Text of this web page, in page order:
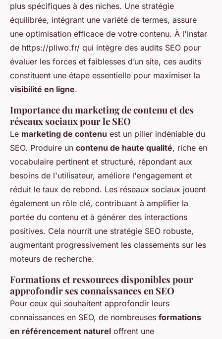
plus spécifiques à des niches. Une stratégie
équilibrée, intégrant une variété de termes, assure
une optimisation efficace de votre contenu. À l'instar
de https://pliwo.fr/ qui intègre des audits SEO pour
évaluer les forces et faiblesses d’un site, ces audits
constituent une étape essentielle pour maximiser la
visibilité en ligne.
Importance du marketing de contenu et des
réseaux sociaux pour le SEO
Le marketing de contenu est un pilier indéniable du
SEO. Produire un contenu de haute qualité, riche en
vocabulaire pertinent et structuré, répondant aux
besoins de l'utilisateur, améliore l'engagement et
réduit le taux de rebond. Les réseaux sociaux jouent
également un rôle clé, contribuant à amplifier la
portée du contenu et à générer des interactions
positives. Cela nourrit une stratégie SEO robuste,
augmentant progressivement les classements sur les
moteurs de recherche.
Formations et ressources disponibles pour
approfondir ses connaissances en SEO
Pour ceux qui souhaitent approfondir leurs
connaissances en SEO, de nombreuses formations
en référencement naturel offrent une